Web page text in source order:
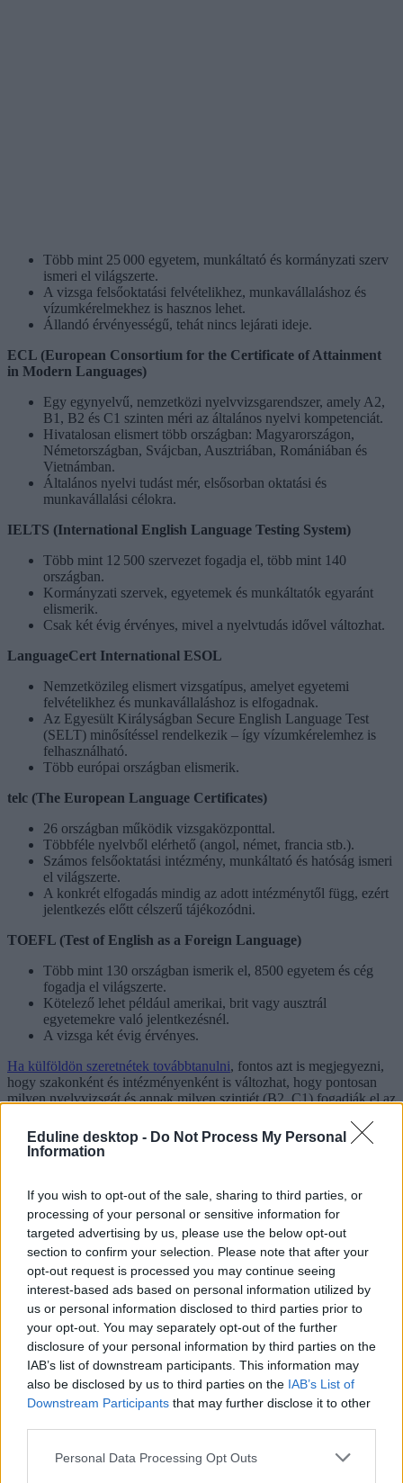
Eduline desktop - Do Not Process My Personal
Information
If you wish to opt-out of the sale, sharing to third parties, or
processing of your personal or sensitive information for
targeted advertising by us, please use the below opt-out
section to confirm your selection. Please note that after your
opt-out request is processed you may continue seeing
interest-based ads based on personal information utilized by
us or personal information disclosed to third parties prior to
your opt-out. You may separately opt-out of the further
disclosure of your personal information by third parties on the
IAB’s list of downstream participants. This information may
also be disclosed by us to third parties on the IAB’s List of
Downstream Participants that may further disclose it to other
Personal Data Processing Opt Outs
Több mint 25 000 egyetem, munkáltató és kormányzati szerv
ismeri el világszerte.
A vizsga felsőoktatási felvételikhez, munkavállaláshoz és
vízumkérelmekhez is hasznos lehet.
Állandó érvényességű, tehát nincs lejárati ideje.
ECL (European Consortium for the Certificate of Attainment
in Modern Languages)
Egy egynyelvű, nemzetközi nyelvvizsgarendszer, amely A2,
B1, B2 és C1 szinten méri az általános nyelvi kompetenciát.
Hivatalosan elismert több országban: Magyarországon,
Németországban, Svájcban, Ausztriában, Romániában és
Vietnámban.
Általános nyelvi tudást mér, elsősorban oktatási és
munkavállalási célokra.
IELTS (International English Language Testing System)
Több mint 12 500 szervezet fogadja el, több mint 140
országban.
Kormányzati szervek, egyetemek és munkáltatók egyaránt
elismerik.
Csak két évig érvényes, mivel a nyelvtudás idővel változhat.
LanguageCert International ESOL
Nemzetközileg elismert vizsgatípus, amelyet egyetemi
felvételikhez és munkavállaláshoz is elfogadnak.
Az Egyesült Királyságban Secure English Language Test
(SELT) minősítéssel rendelkezik – így vízumkérelemhez is
felhasználható.
Több európai országban elismerik.
telc (The European Language Certificates)
26 országban működik vizsgaközponttal.
Többféle nyelvből elérhető (angol, német, francia stb.).
Számos felsőoktatási intézmény, munkáltató és hatóság ismeri
el világszerte.
A konkrét elfogadás mindig az adott intézménytől függ, ezért
jelentkezés előtt célszerű tájékozódni.
TOEFL (Test of English as a Foreign Language)
Több mint 130 országban ismerik el, 8500 egyetem és cég
fogadja el világszerte.
Kötelező lehet például amerikai, brit vagy ausztrál
egyetemekre való jelentkezésnél.
A vizsga két évig érvényes.
Ha külföldön szeretnétek továbbtanulni, fontos azt is megjegyezni,
hogy szakonként és intézményenként is változhat, hogy pontosan
milyen nyelvvizsgát és annak milyen szintjét (B2, C1) fogadják el az
egyetem honlapján.